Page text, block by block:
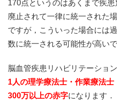
170点というのはあくまで疾
廃止されて一律に統一された
ですが，こういった場合には
数に統一される可能性が高いで
脳血管疾患リハビリテーショ
1人の理学療法士・作業療法
300万以上の赤字になります．